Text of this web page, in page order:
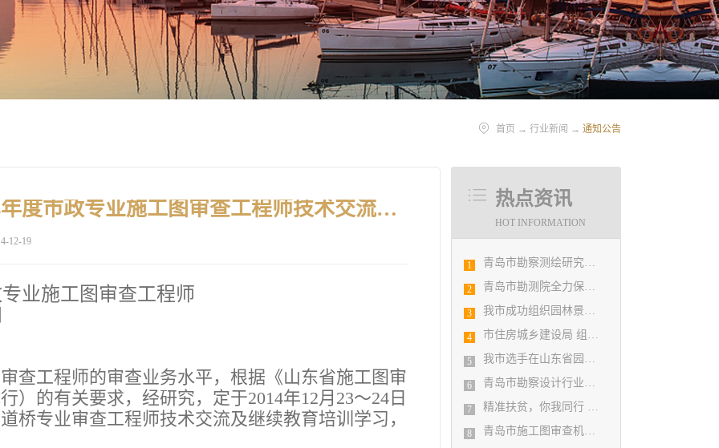
首页 → 行业新闻 → 通知公告
热点资讯
HOT INFORMATION
1 青岛市勘察测绘研究院参加第29届国际制图大会并荣获3项国际大奖
2 青岛市勘测院全力保障自然灾害普查区县级质检汇交工作
3 我市成功组织园林景观设计创意职业技能竞赛
4 市住房城乡建设局 组织设计人员能力提升培训会
5 我市选手在山东省园林景观设计创意职业技能竞赛中勇夺佳绩
6 青岛市勘察设计行业民事纠纷调解协调中心正式揭牌成立
7 精准扶贫，你我同行 ——协会荣获全市2018年度脱贫攻坚和扶贫协作先进集体
8 青岛市施工图审查机构第八次联席会议成功举办
转发：关于组织全省2014年度市政专业施工图审查工程师技术交流及继续教育的通知
12-19
业施工图审查工程师
工程师的审查业务水平，根据《山东省施工图审
）的有关要求，经研究，定于2014年12月 23～24 日
桥专业审查工程师技术交流及继续教育培训学习，